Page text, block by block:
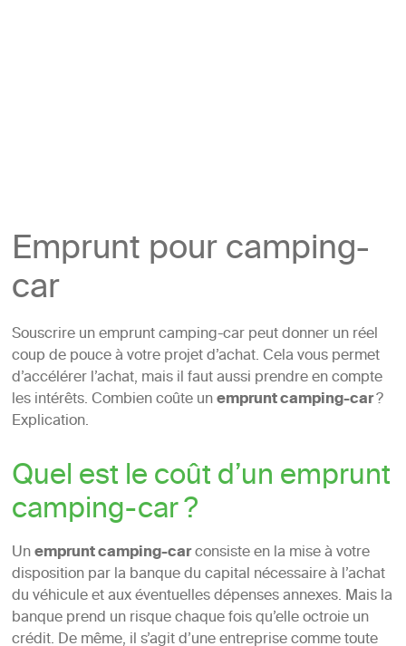
Emprunt pour camping-
car
Souscrire un emprunt camping-car peut donner un réel
coup de pouce à votre projet d’achat. Cela vous permet
d’accélérer l’achat, mais il faut aussi prendre en compte
les intérêts. Combien coûte unemprunt camping-car?
Explication.
Quel est le coût d’un emprunt
camping-car ?
Unemprunt camping-carconsiste en la mise à votre
disposition par la banque du capital nécessaire à l’achat
du véhicule et aux éventuelles dépenses annexes. Mais la
banque prend un risque chaque fois qu’elle octroie un
crédit. De même, il s’agit d’une entreprise comme toute